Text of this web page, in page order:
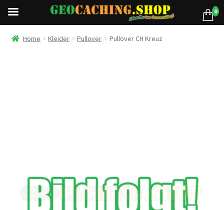
Home Kleider Pullover Pullover CH Kreuz
0